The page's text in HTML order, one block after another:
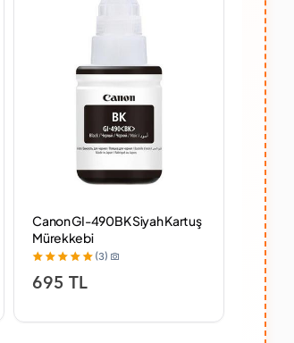
Canon GI-490BK Siyah Kartuş
Mürekkebi
(3)
695 TL 595